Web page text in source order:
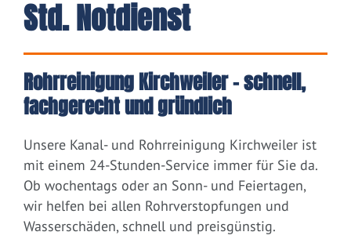
Std. Notdienst
Rohrreinigung Kirchweiler – schnell,
fachgerecht und gründlich
Unsere Kanal- und Rohrreinigung Kirchweiler ist
mit einem 24-Stunden-Service immer für Sie da.
Ob wochentags oder an Sonn- und Feiertagen,
wir helfen bei allen Rohrverstopfungen und
Wasserschäden, schnell und preisgünstig.